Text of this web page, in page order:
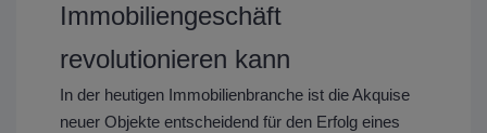
Immobiliengeschäft
revolutionieren kann
In der heutigen Immobilienbranche ist die Akquise
neuer Objekte entscheidend für den Erfolg eines